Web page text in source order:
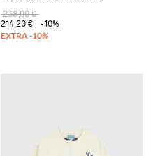
238,00 €
214,20 €
-10%